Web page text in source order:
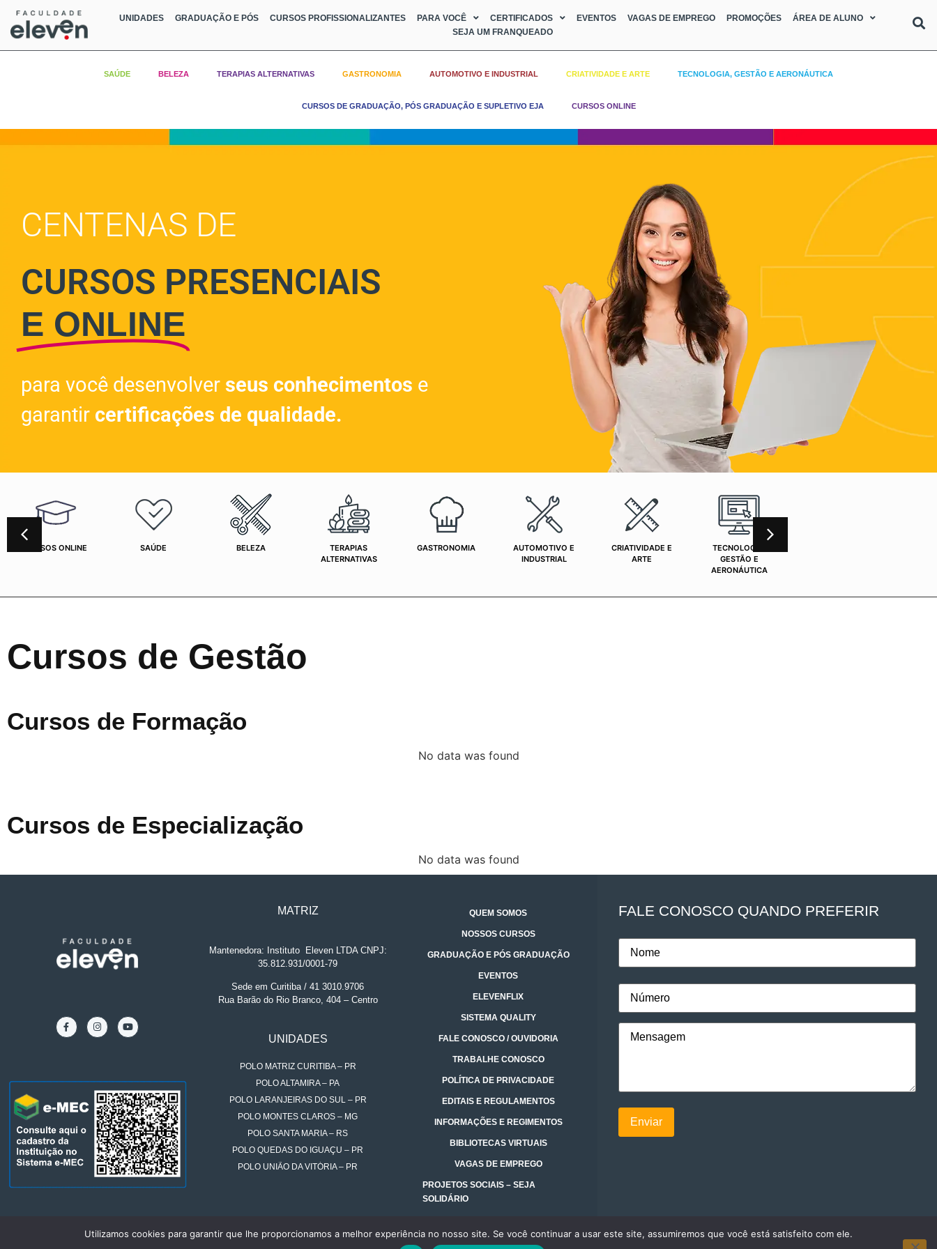
UNIDADES GRADUAÇÃO E PÓS CURSOS PROFISSIONALIZANTES PARA VOCÊ CERTIFICADOS EVENTOS VAGAS DE EMPREGO PROMOÇÕES
ÁREA DE ALUNO
SEJA UM FRANQUEADO
SAÚDE BELEZA TERAPIAS ALTERNATIVAS GASTRONOMIA AUTOMOTIVO E INDUSTRIAL CRIATIVIDADE E ARTE TECNOLOGIA, GESTÃO E AERONÁUTICA
CURSOS DE GRADUAÇÃO, PÓS GRADUAÇÃO E SUPLETIVO EJA CURSOS ONLINE
CENTENAS DE
CURSOS PRESENCIAIS
E ONLINE
para você desenvolver seus conhecimentos e
garantir certificações de qualidade.
CURSOS ONLINE SAÚDE BELEZA
TERAPIAS
ALTERNATIVAS
GASTRONOMIA
AUTOMOTIVO E
INDUSTRIAL
CRIATIVIDADE E
ARTE
TECNOLOGIA,
GESTÃO E
AERONÁUTICA
Cursos de Gestão
Cursos de Formação
No data was found
Cursos de Especialização
No data was found
MATRIZ
Mantenedora: Instituto.
Eleven LTDA CNPJ:
35.812.931/0001-79
Sede em Curitiba / 41 3010.9706
Rua Barão do Rio Branco, 404 – Centro
UNIDADES
POLO MATRIZ CURITIBA – PR
POLO ALTAMIRA – PA
POLO LARANJEIRAS DO SUL – PR
POLO MONTES CLAROS – MG
POLO SANTA MARIA – RS
POLO QUEDAS DO IGUAÇU – PR
POLO UNIÃO DA VITÓRIA – PR
QUEM SOMOS
NOSSOS CURSOS
GRADUAÇÃO E PÓS GRADUAÇÃO
EVENTOS
ELEVENFLIX
SISTEMA QUALITY
FALE CONOSCO / OUVIDORIA
TRABALHE CONOSCO
POLÍTICA DE PRIVACIDADE
EDITAIS E REGULAMENTOS
INFORMAÇÕES E REGIMENTOS
BIBLIOTECAS VIRTUAIS
VAGAS DE EMPREGO
PROJETOS SOCIAIS – SEJA
SOLIDÁRIO
FALE CONOSCO QUANDO PREFERIR
Utilizamos cookies para garantir que lhe proporcionamos a melhor experiência no nosso site. Se você continuar a usar este site, assumiremos que você está satisfeito com ele.